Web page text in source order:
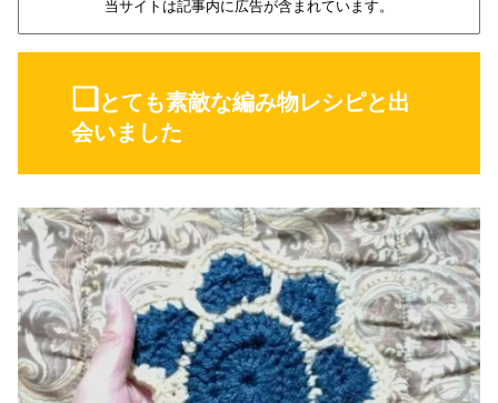
当サイトは記事内に広告が含まれています。
❏とても素敵な編み物レシピと出
会いました